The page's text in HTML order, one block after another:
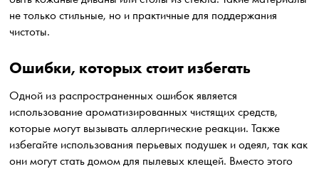
не только стильные, но и практичные для поддержания
чистоты.
Ошибки, которых стоит избегать
Одной из распространенных ошибок является
использование ароматизированных чистящих средств,
которые могут вызывать аллергические реакции. Также
избегайте использования перьевых подушек и одеял, так как
они могут стать домом для пылевых клещей. Вместо этого